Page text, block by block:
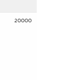
20000